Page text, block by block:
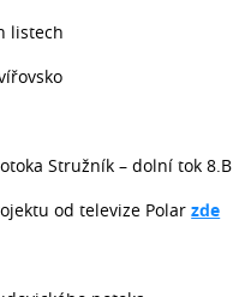
listech
Stružník – dolní tok 8.B
od televize Polarzde